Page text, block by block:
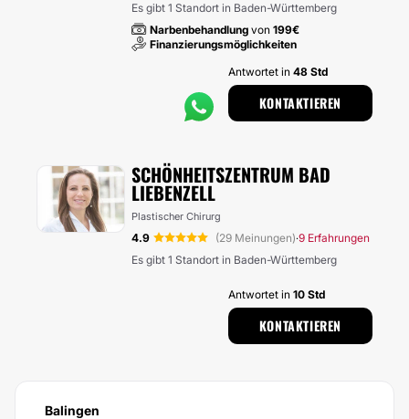
Es gibt 1 Standort in Baden-Württemberg
Narbenbehandlung von 199€
Finanzierungsmöglichkeiten
Antwortet in 48 Std
KONTAKTIEREN
SCHÖNHEITSZENTRUM BAD
LIEBENZELL
Plastischer Chirurg
4.9 (29 Meinungen)·9 Erfahrungen
Es gibt 1 Standort in Baden-Württemberg
Antwortet in 10 Std
KONTAKTIEREN
Balingen